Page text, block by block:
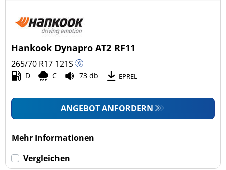
Hankook Dynapro AT2 RF11
265/70 R17 121S
D C 73 db EPREL
ANGEBOT ANFORDERN
Mehr Informationen
Vergleichen